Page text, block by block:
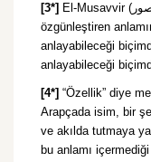
[3*] El-Musavvir (المصور) özel şekli belirleyen yani
özgünleştiren
anlayabileceği
anlayabileceği
[4*] “Özellik” diye
Arapçada isim, bir
ve akılda tutmaya
bu anlamı